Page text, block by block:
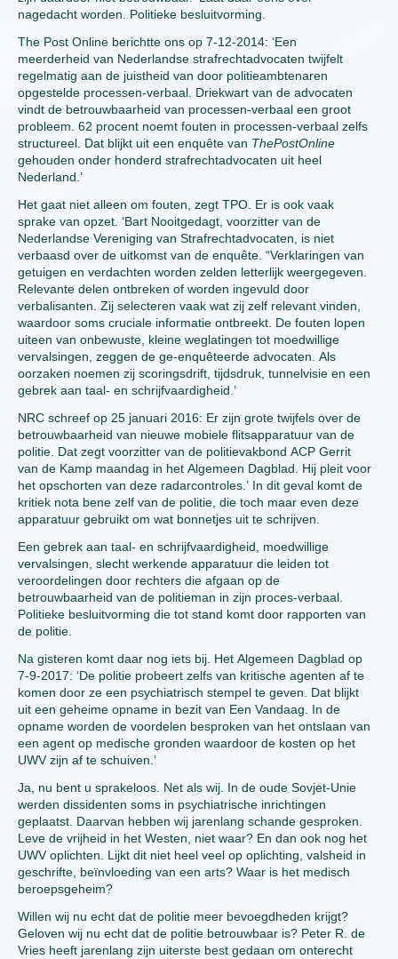
nagedacht worden. Politieke besluitvorming.
The Post Online berichtte ons op 7-12-2014: ‘Een
meerderheid van Nederlandse strafrechtadvocaten twijfelt
regelmatig aan de juistheid van door politieambtenaren
opgestelde processen-verbaal. Driekwart van de advocaten
vindt de betrouwbaarheid van processen-verbaal een groot
probleem. 62 procent noemt fouten in processen-verbaal zelfs
structureel. Dat blijkt uit een enquête van ThePostOnline
gehouden onder honderd strafrechtadvocaten uit heel
Nederland.’
Het gaat niet alleen om fouten, zegt TPO. Er is ook vaak
sprake van opzet. ‘Bart Nooitgedagt, voorzitter van de
Nederlandse Vereniging van Strafrechtadvocaten, is niet
verbaasd over de uitkomst van de enquête. “Verklaringen van
getuigen en verdachten worden zelden letterlijk weergegeven.
Relevante delen ontbreken of worden ingevuld door
verbalisanten. Zij selecteren vaak wat zij zelf relevant vinden,
waardoor soms cruciale informatie ontbreekt. De fouten lopen
uiteen van onbewuste, kleine weglatingen tot moedwillige
vervalsingen, zeggen de ge-enquêteerde advocaten. Als
oorzaken noemen zij scoringsdrift, tijdsdruk, tunnelvisie en een
gebrek aan taal- en schrijfvaardigheid.’
NRC schreef op 25 januari 2016: Er zijn grote twijfels over de
betrouwbaarheid van nieuwe mobiele flitsapparatuur van de
politie. Dat zegt voorzitter van de politievakbond ACP Gerrit
van de Kamp maandag in het Algemeen Dagblad. Hij pleit voor
het opschorten van deze radarcontroles.’ In dit geval komt de
kritiek nota bene zelf van de politie, die toch maar even deze
apparatuur gebruikt om wat bonnetjes uit te schrijven.
Een gebrek aan taal- en schrijfvaardigheid, moedwillige
vervalsingen, slecht werkende apparatuur die leiden tot
veroordelingen door rechters die afgaan op de
betrouwbaarheid van de politieman in zijn proces-verbaal.
Politieke besluitvorming die tot stand komt door rapporten van
de politie.
Na gisteren komt daar nog iets bij. Het Algemeen Dagblad op
7-9-2017: ‘De politie probeert zelfs van kritische agenten af te
komen door ze een psychiatrisch stempel te geven. Dat blijkt
uit een geheime opname in bezit van Een Vandaag. In de
opname worden de voordelen besproken van het ontslaan van
een agent op medische gronden waardoor de kosten op het
UWV zijn af te schuiven.’
Ja, nu bent u sprakeloos. Net als wij. In de oude Sovjet-Unie
werden dissidenten soms in psychiatrische inrichtingen
geplaatst. Daarvan hebben wij jarenlang schande gesproken.
Leve de vrijheid in het Westen, niet waar? En dan ook nog het
UWV oplichten. Lijkt dit niet heel veel op oplichting, valsheid in
geschrifte, beïnvloeding van een arts? Waar is het medisch
beroepsgeheim?
Willen wij nu echt dat de politie meer bevoegdheden krijgt?
Geloven wij nu echt dat de politie betrouwbaar is? Peter R. de
Vries heeft jarenlang zijn uiterste best gedaan om onterecht